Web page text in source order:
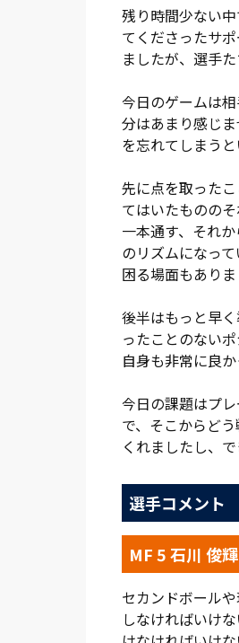
その後もアルデ
フィニッシュで
と、ゴール前の
その後は、ゲー
門へと展開。縦
互いに積極的な
後半は、セット
揺らすことがで
かけた。さらに
攻撃の厚みが増
ャンスが続く。
のクロスをバブ
かし、再び相手
は、1点を取らな
アディショナル
いく。ペナルテ
わせたのは、左
際で高木監督に
にゴール右隅に
残り時間少ない
てくださったサ
ましたが、選手
今日のゲームは
分はあまり感じ
を忘れてしまう
先に点を取った
てはいたものの
一本通す、それ
のリズムになっ
困る場面もありま
後半はもっと早
ったことのない
自身も非常に良か
今日の課題はプ
で、そこからど
くれましたし、
選手コメント
MF 5 石川 俊輝
セカンドボール
しなければいけ